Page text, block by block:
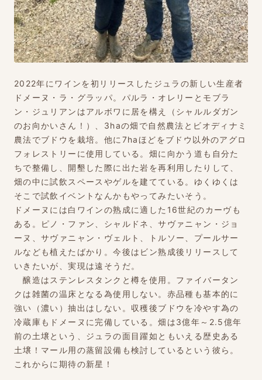
2022年にワインを初リリースしたジュラの新しい生産者
ドメーヌ・ラ・グラッパ。パルラ・オレリーとモブラ
ン・ジュリアンはアルボワに居を構え（シャルルダガン
のお向かいさん！）、3haの畑で自然農法とビオディナミ
農法でブドウを栽培。他に7haほどをブドウ以外のアグロ
フォレストリーに使用している。畑に向かう道も自分た
ちで整備し、開墾した際に出た岩を再利用したりして、
畑の中に試飲スペースやゲルを建てている。ゆくゆくは
そこで試飲イベントなんかもやってみたいそう。
ドメーヌには白ワインの熟成に適した16世紀のカーヴも
ある。ピノ・ファン、シャルドネ、サヴァニャン・ジョ
ーヌ、サヴァニャン・ヴェルト、トルソー、プールサー
ルなども植えたばかり。今後はビン熟成後リリースして
いきたいが、実現は遠そうだ。
醸造はステンレスタンクと樽を使用。ファイバータン
クは雑菌の温床となる為使用しない。赤品種も基本的に
強い（濃い）抽出はしない。収穫後ブドウを冷やす為の
冷蔵庫もドメーヌに完備している。畑は3億年～2.5億年
前の土壌という、ジュラの面目躍如ともいえる歴史ある
土壌！マール用の蒸留設備も検討しているという彼ら。
これからに期待の新星！